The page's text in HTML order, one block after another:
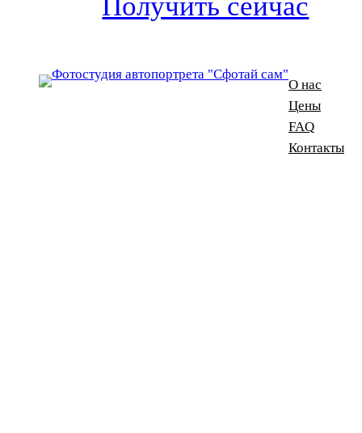
О нас
Цены
FAQ
Контакты